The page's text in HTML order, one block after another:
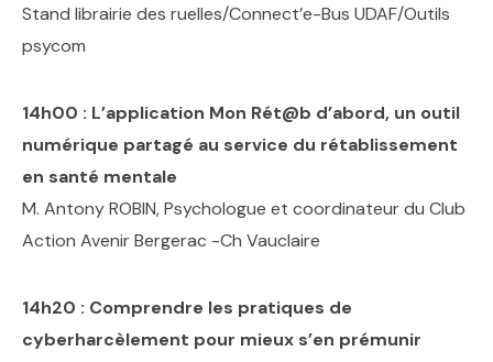
Stand librairie des ruelles/Connect’e-Bus UDAF/Outils
psycom
14h00 : L’application Mon Rét@b d’abord, un outil
numérique partagé au service du rétablissement
en santé mentale
M. Antony ROBIN, Psychologue et coordinateur du Club
Action Avenir Bergerac -Ch Vauclaire
14h20 : Comprendre les pratiques de
cyberharcèlement pour mieux s’en prémunir